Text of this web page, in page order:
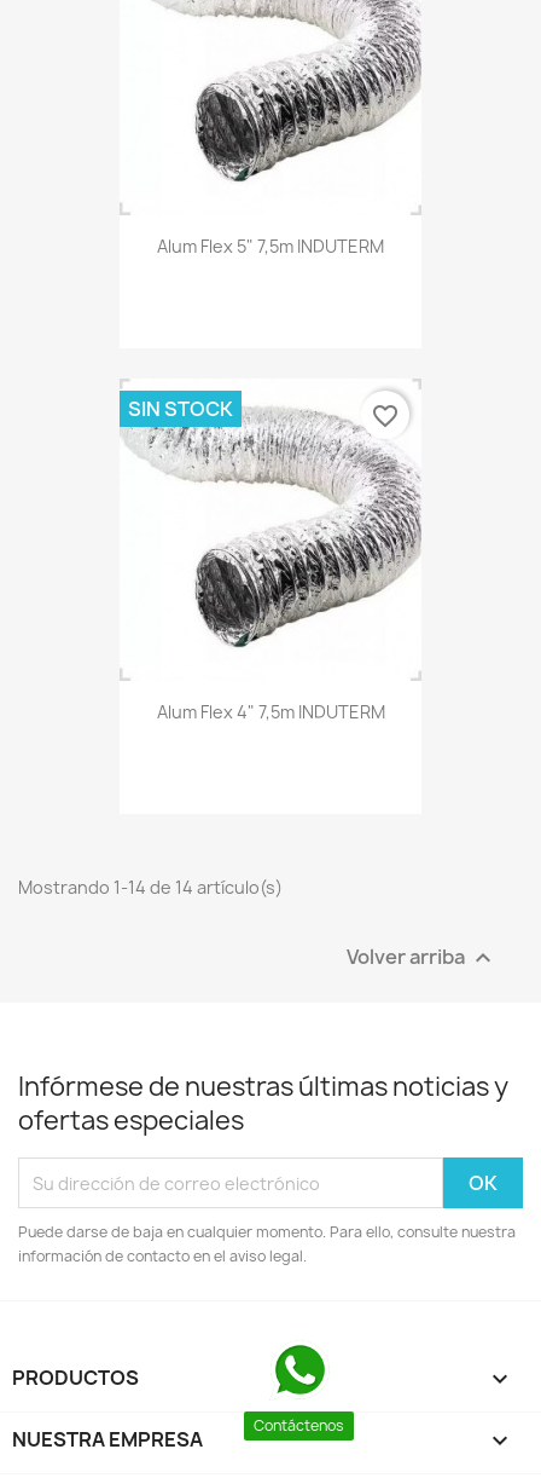
Alum Flex 5" 7,5m INDUTERM
Alum Flex 4" 7,5m INDUTERM
SIN STOCK favorite_border
Mostrando 1-14 de 14 artículo(s)
Volver arriba 
Infórmese de nuestras últimas noticias y
ofertas especiales
Puede darse de baja en cualquier momento. Para ello, consulte nuestra
información de contacto en el aviso legal.
PRODUCTOS 
NUESTRA EMPRESA 
Contáctenos